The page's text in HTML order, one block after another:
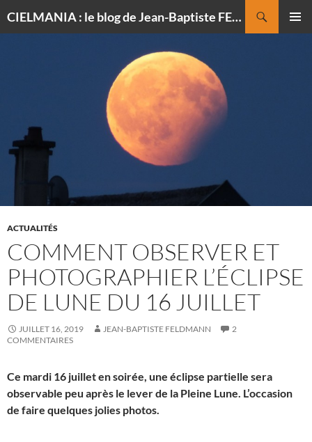
CIELMANIA : le blog de Jean-Baptiste FELDMANN, photographe du ciel
ACTUALITÉS
COMMENT OBSERVER ET
PHOTOGRAPHIER L’ÉCLIPSE
DE LUNE DU 16 JUILLET
JUILLET 16, 2019 JEAN-BAPTISTE FELDMANN
2
COMMENTAIRES
Ce mardi 16 juillet en soirée, une éclipse partielle sera
observable peu après le lever de la Pleine Lune. L’occasion
de faire quelques jolies photos.